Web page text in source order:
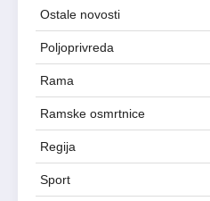
Ostale novosti
Poljoprivreda
Rama
Ramske osmrtnice
Regija
Sport